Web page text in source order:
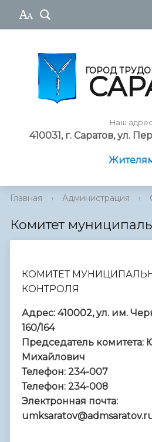
ГОРОД
Наш адрес
410031, г. Саратов, ул.
Главная › Администрация ›
Комитет
КОМИТЕТ
КОНТРОЛЯ
Адрес: 410002, ул. им.
160/164
Председатель комитета:
Михайлович
Телефон: 234-007
Телефон: 234-008
Электронная почта: